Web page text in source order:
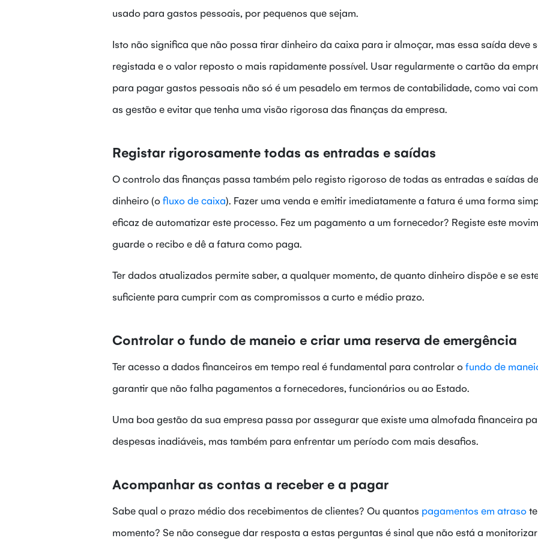
usado para gastos pessoais, por pequenos que sejam.
Isto não significa que não possa tirar dinheiro da caixa para ir almoçar, mas essa saída deve
registada e o valor reposto o mais rapidamente possível. Usar regularmente o cartão da
para pagar gastos pessoais não só é um pesadelo em termos de contabilidade, como vai
as gestão e evitar que tenha uma visão rigorosa das finanças da empresa.
Registar rigorosamente todas as entradas e saídas
O controlo das finanças passa também pelo registo rigoroso de todas as entradas e saídas de
dinheiro (ofluxo de caixa). Fazer uma venda e emitir imediatamente a fatura é uma forma
eficaz de automatizar este processo. Fez um pagamento a um fornecedor? Registe este
guarde o recibo e dê a fatura como paga.
Ter dados atualizados permite saber, a qualquer momento, de quanto dinheiro dispõe e se
suficiente para cumprir com as compromissos a curto e médio prazo.
Controlar o fundo de maneio e criar uma reserva de emergência
Ter acesso a dados financeiros em tempo real é fundamental para controlar ofundo de
garantir que não falha pagamentos a fornecedores, funcionários ou ao Estado.
Uma boa gestão da sua empresa passa por assegurar que existe uma almofada financeira
despesas inadiáveis, mas também para enfrentar um período com mais desafios.
Acompanhar as contas a receber e a pagar
Sabe qual o prazo médio dos recebimentos de clientes? Ou quantos pagamentos em atraso
momento? Se não consegue dar resposta a estas perguntas é sinal que não está a monitorizar